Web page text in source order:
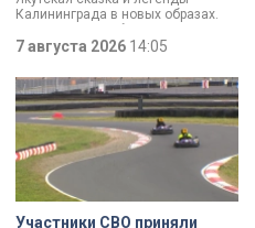
Калининграда в новых образах.
победителями всероссийского
Россия». Их работы с
использованием бересты, листьев
и янтаря дали новое прочтение
народным сюжетам.
7 августа 2026 14:05
Участники СВО приняли